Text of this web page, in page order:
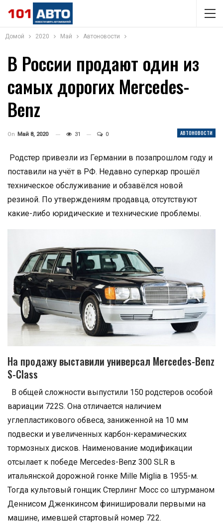
Домой 2020 Май Автоновости
В России продают один из
самых дорогих Mercedes-
Benz
АВТОНОВОСТИ
On Май 8, 2020 31 0
Родстер привезли из Германии в позапрошлом году и
поставили на учёт в РФ. Недавно суперкар прошёл
техническое обслуживание и обзавёлся новой
резиной. По утверждениям продавца, отсутствуют
какие-либо юридические и технические проблемы.
На продажу выставили универсал Mercedes-Benz
S-Class
В общей сложности выпустили 150 родстеров особой
вариации 722S. Она отличается наличием
углепластикового обвеса, заниженной на 10 мм
подвески и увеличенных карбон-керамических
тормозных дисков. Наименование модификации
отсылает к победе Mercedes-Benz 300 SLR в
итальянской дорожной гонке Mille Miglia в 1955-м.
Тогда культовый гонщик Стерлинг Мосс со штурманом
Деннисом Дженкинсом финишировали первыми на
машине, имевшей стартовый номер 722.